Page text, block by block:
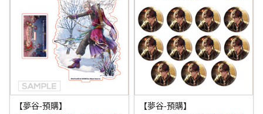
【夢谷-預購】 【夢谷-預購】